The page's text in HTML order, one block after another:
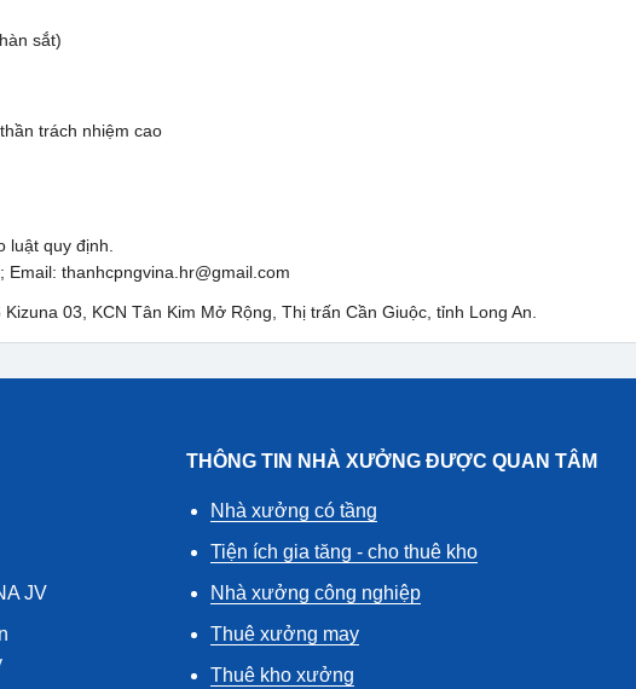
sắt)
trách nhiệm cao
luật quy định.
Email: thanhcpngvina.hr@gmail.com
03, KCN Tân Kim Mở Rộng, Thị trấn Cần Giuộc, tỉnh Long An.
JV
THÔNG TIN NHÀ XƯỞNG ĐƯỢC QUAN TÂM
Nhà xưởng có tầng
Tiện ích gia tăng - cho thuê kho
Nhà xưởng công nghiệp
Thuê xưởng may
Thuê kho xưởng